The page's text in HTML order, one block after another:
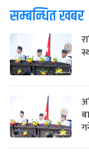
सम्बन्धित खबर